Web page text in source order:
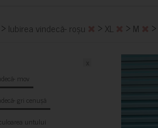
> Iubirea vindecă- roșu > XL > M >
mov
gri cenușă
untului